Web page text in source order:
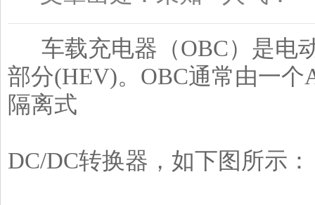
车载充电器（OBC）是电
部分(HEV)。OBC通常由一
隔离式
DC/DC转换器，如下图所示：